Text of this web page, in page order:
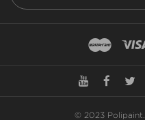
© 2023 Polipaint.